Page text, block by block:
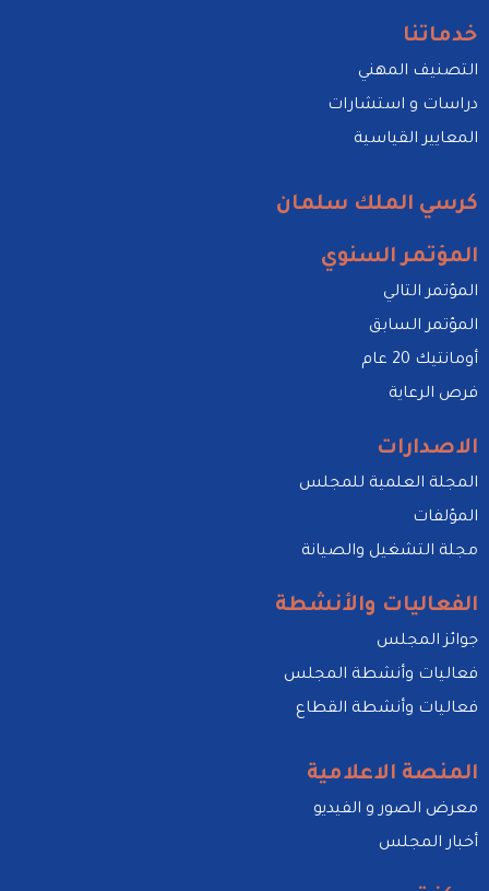
خدماتنا
التصنيف المهني
دراسات و استشارات
المعايير القياسية
كرسي الملك سلمان
المؤتمر السنوي
المؤتمر التالي
المؤتمر السابق
أومانتيك 20 عام
فرص الرعاية
الاصدارات
المجلة العلمية للمجلس
المؤلفات
مجلة التشغيل والصيانة
الفعاليات والأنشطة
جوائز المجلس
فعاليات وأنشطة المجلس
فعاليات وأنشطة القطاع
المنصة الاعلامية
معرض الصور و الفيديو
أخبار المجلس